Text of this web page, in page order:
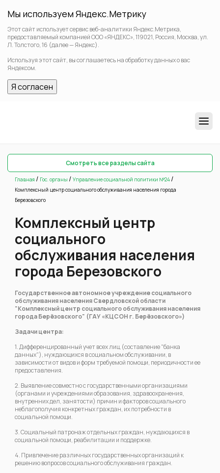
Мы используем Яндекс.Метрику
Этот сайт использует сервис веб-аналитики Яндекс.Метрика,
предоставляемый компанией ООО «ЯНДЕКС», 119021, Россия, Москва, ул.
Л. Толстого, 16 (далее — Яндекс).
Используя этот сайт, вы соглашаетесь на обработку данных о вас
Яндексом.
Я согласен
Смотреть все разделы сайта
Главная / Гос. органы / Управление социальной политики №24 /
Комплексный центр социального обслуживания населения города
Березовского
Комплексный центр
социального
обслуживания населения
города Березовского
Государственное автономное учреждение социального
обслуживания населения Свердловской области
"Комплексный центр социального обслуживания населения
города Берёзовского" (ГАУ «КЦСОН г. Берёзовского»)
Задачи центра:
1. Дифференцированный учет всех лиц (составление "банка
данных"), нуждающихся в социальном обслуживании, в
зависимости от видов и форм требуемой помощи, периодичности ее
предоставления.
2. Выявление совместно с государственными организациями
(органами и учреждениями образования, здравоохранения,
внутренних дел, занятости) причин и факторов социального
неблагополучия конкретных граждан, их потребности в
социальной помощи.
3. Социальный патронаж отдельных граждан, нуждающихся в
социальной помощи, реабилитации и поддержке.
4. Привлечение различных государственных организаций к
решению вопросов социального обслуживания граждан.